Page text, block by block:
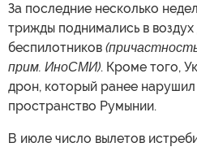
За последние несколько
трижды поднимались в воздух
беспилотников
прим. ИноСМИ). Кроме того,
дрон, который ранее
пространство Румынии.
В июле число вылетов